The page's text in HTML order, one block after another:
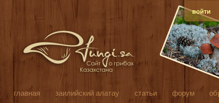
войти
главная заилийский алатау статьи форум